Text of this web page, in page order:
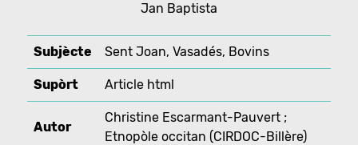
Jan Baptista
Subjècte Sent Joan, Vasadés, Bovins
Supòrt Article html
Autor
Christine Escarmant-Pauvert ;
Etnopòle occitan (CIRDOC-Billère)